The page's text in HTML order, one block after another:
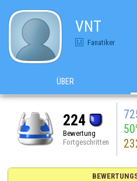
VNT
Fanatiker
ÜBER
224
Bewertung
Fortgeschritten